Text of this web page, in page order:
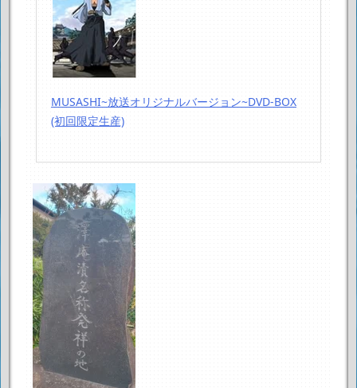
MUSASHI~放送オリジナルバージョン~DVD-BOX
(初回限定生産)